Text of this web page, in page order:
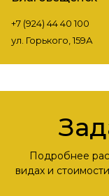
+7 (924) 44 40 100
ул. Горького, 159А
Подробнее
видах и